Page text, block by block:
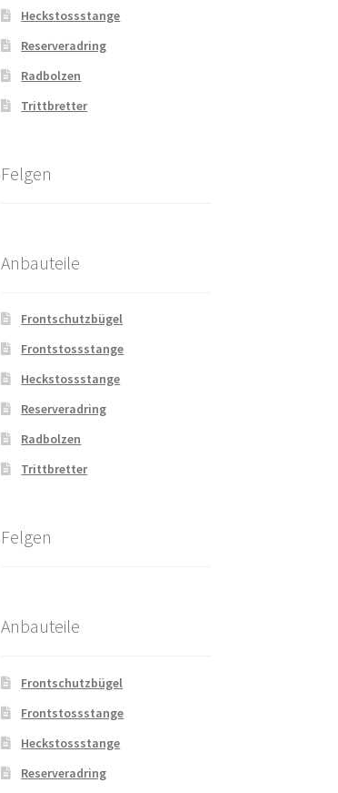
Heckstossstange
Reserveradring
Radbolzen
Trittbretter
Felgen
Anbauteile
Frontschutzbügel
Frontstossstange
Heckstossstange
Reserveradring
Radbolzen
Trittbretter
Felgen
Anbauteile
Frontschutzbügel
Frontstossstange
Heckstossstange
Reserveradring